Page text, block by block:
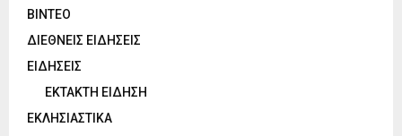
ΒΙΝΤΕΟ
ΔΙΕΘΝΕΙΣ ΕΙΔΗΣΕΙΣ
ΕΙΔΗΣΕΙΣ
ΕΚΤΑΚΤΗ ΕΙΔΗΣΗ
ΕΚΛΗΣΙΑΣΤΙΚΑ